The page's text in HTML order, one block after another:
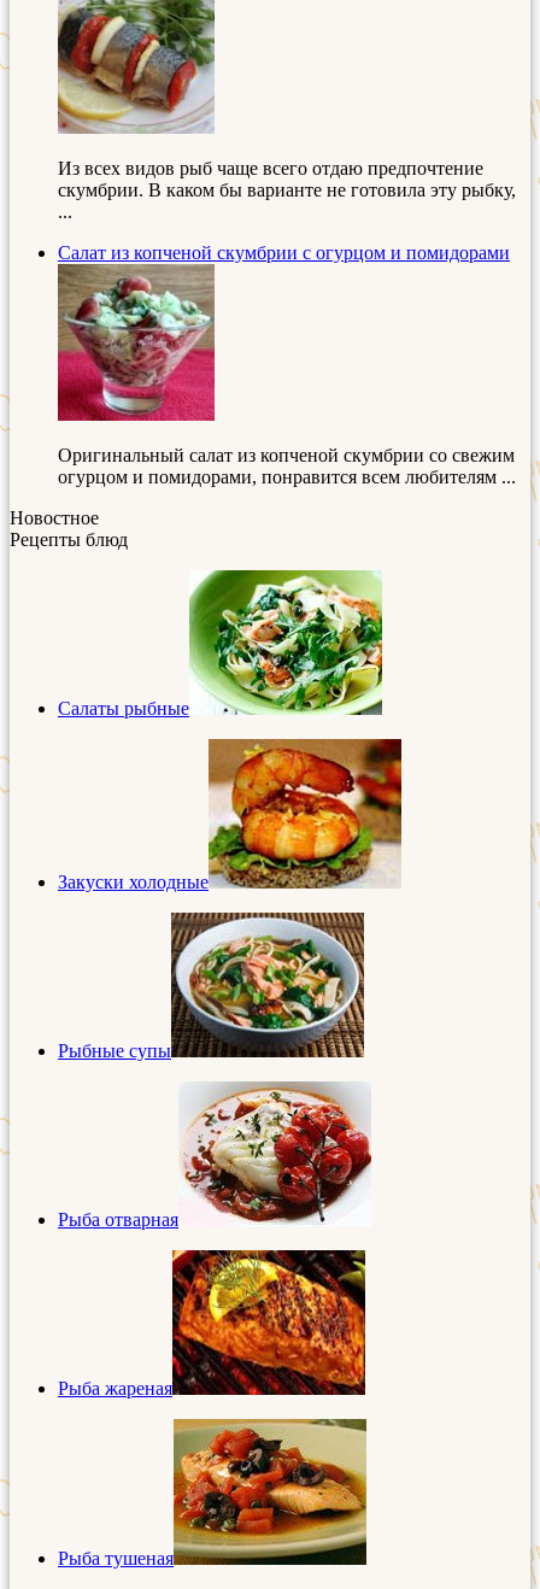
Из всех видов рыб чаще всего отдаю предпочтение
скумбрии. В каком бы варианте не готовила эту рыбку,
...
Салат из копченой скумбрии с огурцом и помидорами
Оригинальный салат из копченой скумбрии со свежим
огурцом и помидорами, понравится всем любителям ...
Новостное
Рецепты блюд
Салаты рыбные
Закуски холодные
Рыбные супы
Рыба отварная
Рыба жареная
Рыба тушеная